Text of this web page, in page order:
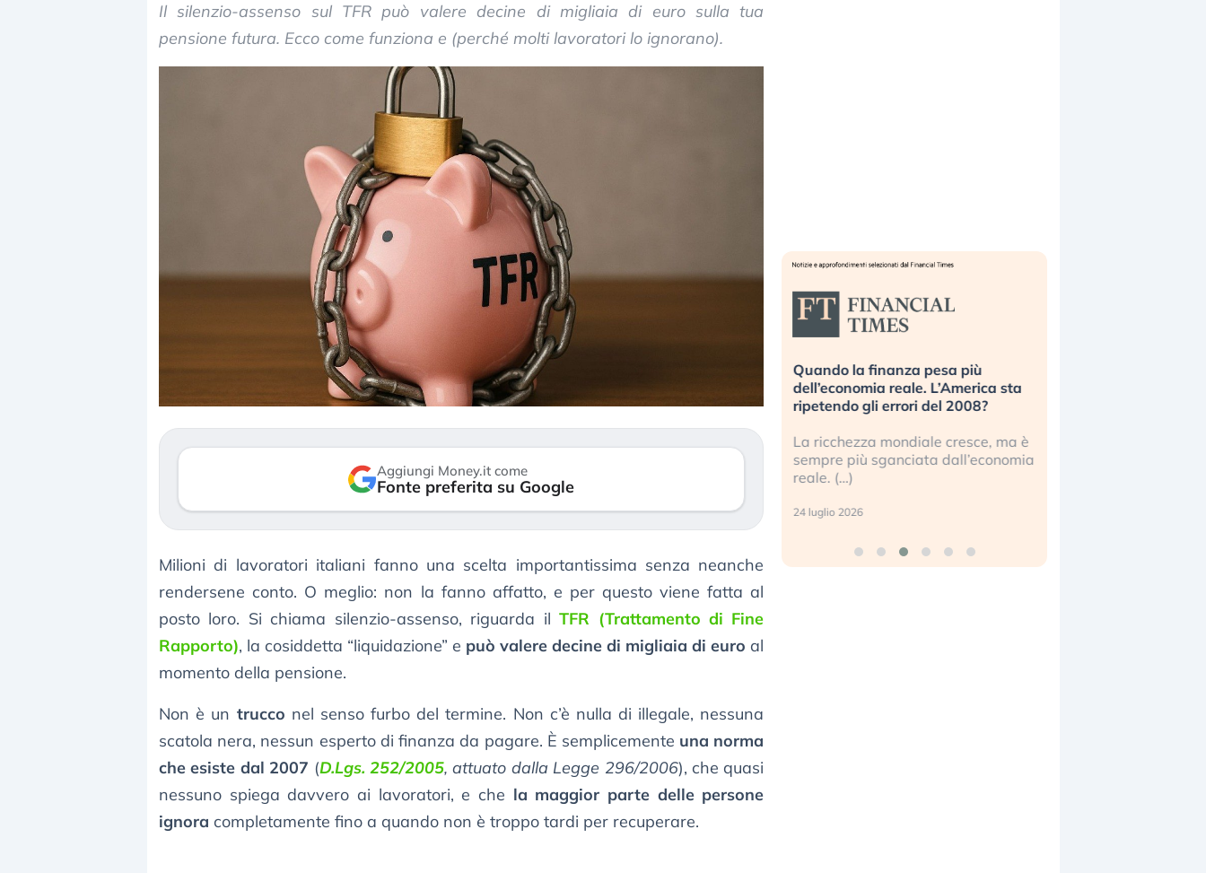
Il silenzio-assenso sul TFR può valere decine di migliaia di euro sulla tua
pensione futura. Ecco come funziona e (perché molti lavoratori lo ignorano).
Aggiungi Money.it come
Fonte preferita su Google
Milioni di lavoratori italiani fanno una scelta importantissima senza neanche
rendersene conto. O meglio: non la fanno affatto, e per questo viene fatta al
posto loro. Si chiama silenzio-assenso, riguarda ilTFR (Trattamento di Fine
Rapporto), la cosiddetta “liquidazione” e può valere decine di migliaia di euro al
momento della pensione.
Non è un trucco nel senso furbo del termine. Non c’è nulla di illegale, nessuna
scatola nera, nessun esperto di finanza da pagare. È semplicemente una norma
che esiste dal 2007 (D.Lgs. 252/2005, attuato dalla Legge 296/2006), che quasi
nessuno spiega davvero ai lavoratori, e che la maggior parte delle persone
ignora completamente fino a quando non è troppo tardi per recuperare.
Dalle valutazioni estreme alla
correzione. Cosa sta guidando il
repricing degli asset?
3 agosto 2026
«La mia vita è rovinata». Investitori
in preda al panico dopo lo scoppio
della bolla AI
Kospi, mentre gli investitori retail (…)
30 luglio 2026
Quando la finanza pesa più
dell’economia reale. L’America sta
ripetendo gli errori del 2008?
La ricchezza mondiale cresce, ma è
sempre più sganciata dall’economia
reale. (…)
24 luglio 2026